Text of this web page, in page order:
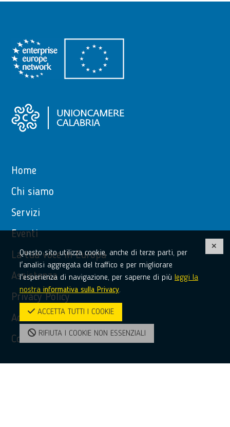
Home
Chi siamo
Servizi
Eventi
La tua voce in Europa
Assistenza
Privacy Policy
Accessibilità
Contatti
Questo sito utilizza cookie, anche di terze parti, per
l'analisi aggregata del traffico e per migliorare
l'esperienza di navigazione, per saperne di più leggi la
nostra informativa sulla Privacy.
ACCETTA TUTTI I COOKIE
RIFIUTA I COOKIE NON ESSENZIALI